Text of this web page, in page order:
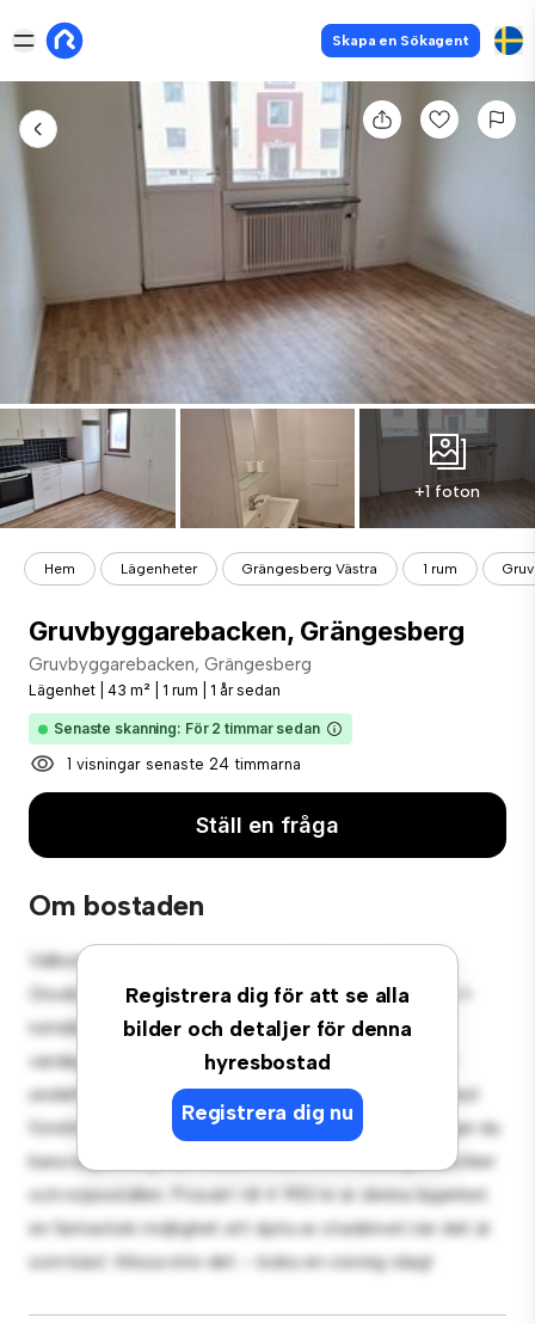
Skapa en Sökagent
+1 foton
Hem Lägenheter Grängesberg Västra 1 rum
Gruvbyggarebacken, Grängesberg
Gruvbyggarebacken, Grängesberg
Lägenhet 43 m² 1 rum 1 år sedan
Senaste skanning: För 2 timmar sedan
1 visningar senaste 24 timmarna
Ställ en fråga
Om bostaden
Registrera dig för att se alla
bilder och detaljer för denna
hyresbostad
Registrera dig nu
Välkommen till ditt nya urbana tillflyktsort på
Gruvbyggarebacken, Grängesberg! Denna moderna 1-
rumslägenhet erbjuder ett elegant och mysigt
vardagsrum. Den öppna planlösningen är perfekt för
underhållning, och det eleganta köket är utrustat med
förstklassiga apparater. Med sitt utmärkta läge ligger du
bara några steg från stadens bästa restauranger, butiker
och nöjesställen. Prisvärt till 4 950 kr är denna lägenhet
en fantastisk möjlighet att njuta av stadslivet när det är
som bäst. Missa inte det – boka en visning idag!